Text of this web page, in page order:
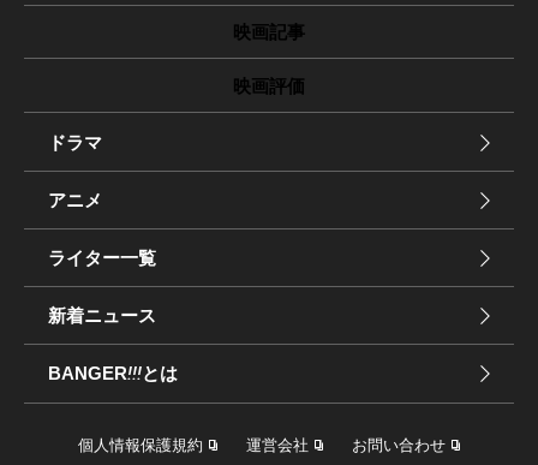
映画記事
映画評価
ドラマ
アニメ
ライター一覧
新着ニュース
BANGER!!!とは
個人情報保護規約 運営会社 お問い合わせ